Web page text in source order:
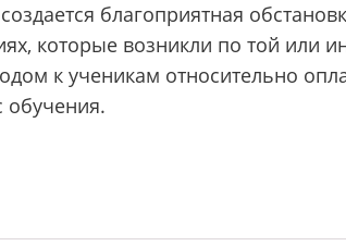
благоприятная
которые возникли по той или
к ученикам относительно
обучения.